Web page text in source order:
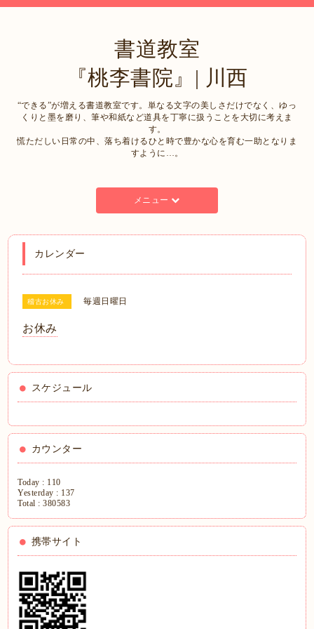
書道教室
『桃李書院』| 川西
“できる”が増える書道教室です。単なる文字の美しさだけでなく、ゆっ
くりと墨を磨り、筆や和紙など道具を丁寧に扱うことを大切に考えま
す。
慌ただしい日常の中、落ち着けるひと時で豊かな心を育む一助となりま
すように…。
メニュー
カレンダー
稽古お休み 毎週日曜日
お休み
スケジュール
カウンター
Today : 110
Yesterday : 137
Total :380583
携帯サイト